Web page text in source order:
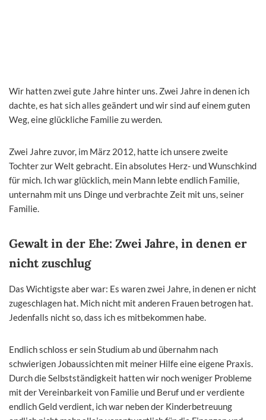
Wir hatten zwei gute Jahre hinter uns. Zwei Jahre in denen ich
dachte, es hat sich alles geändert und wir sind auf einem guten
Weg, eine glückliche Familie zu werden.
Zwei Jahre zuvor, im März 2012, hatte ich unsere zweite
Tochter zur Welt gebracht. Ein absolutes Herz- und Wunschkind
für mich. Ich war glücklich, mein Mann lebte endlich Familie,
unternahm mit uns Dinge und verbrachte Zeit mit uns, seiner
Familie.
Gewalt in der Ehe: Zwei Jahre, in denen er
nicht zuschlug
Das Wichtigste aber war: Es waren zwei Jahre, in denen er nicht
zugeschlagen hat. Mich nicht mit anderen Frauen betrogen hat.
Jedenfalls nicht so, dass ich es mitbekommen habe.
Endlich schloss er sein Studium ab und übernahm nach
schwierigen Jobaussichten mit meiner Hilfe eine eigene Praxis.
Durch die Selbstständigkeit hatten wir noch weniger Probleme
mit der Vereinbarkeit von Familie und Beruf und er verdiente
endlich Geld verdient, ich war neben der Kinderbetreuung